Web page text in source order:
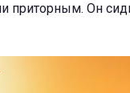
приторным. Он